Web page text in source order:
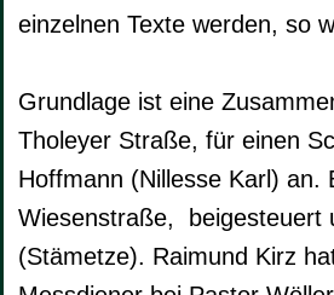
einzelnen Texte werden, so
Grundlage ist eine
Tholeyer Straße, für einen
Hoffmann (Nillesse Karl) an.
Wiesenstraße, beigesteuert
(Stämetze). Raimund Kirz